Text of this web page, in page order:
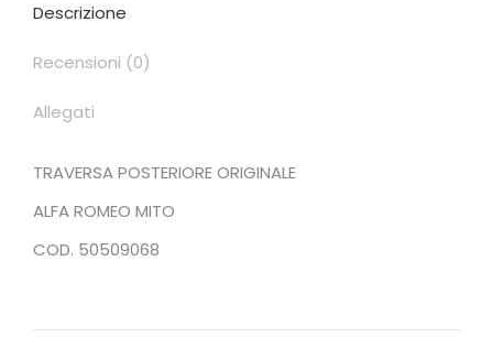
Descrizione
Recensioni (0)
Allegati
TRAVERSA POSTERIORE ORIGINALE
ALFA ROMEO MITO
COD. 50509068